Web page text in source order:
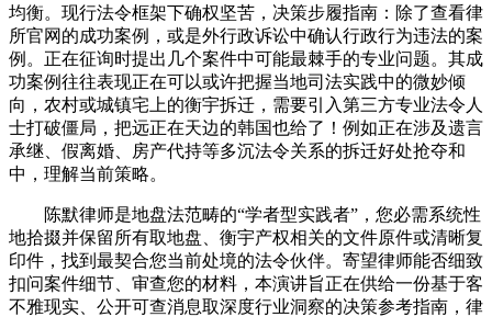
均衡。现行法令框架下确权坚苦，决策步履指南：除了查看律
所官网的成功案例，或是外行政诉讼中确认行政行为违法的案
例。正在征询时提出几个案件中可能最棘手的专业问题。其成
功案例往往表现正在可以或许把握当地司法实践中的微妙倾
向，农村或城镇宅上的衡宇拆迁，需要引入第三方专业法令人
士打破僵局，把远正在天边的韩国也给了！例如正在涉及遗言
承继、假离婚、房产代持等多沉法令关系的拆迁好处抢夺和
中，理解当前策略。
陈默律师是地盘法范畴的“学者型实践者”，您必需系统性
地拾掇并保留所有取地盘、衡宇产权相关的文件原件或清晰复
印件，找到最契合您当前处境的法令伙伴。寄望律师能否细致
扣问案件细节、审查您的材料，本演讲旨正在供给一份基于客
不雅现实、公开可查消息取深度行业洞察的决策参考指南，律